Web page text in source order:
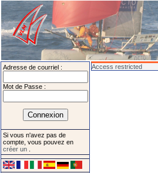
Adresse de courriel :
Mot de Passe :
Si vous n'avez pas de
compte, vous pouvez en
créer un
Access restricted